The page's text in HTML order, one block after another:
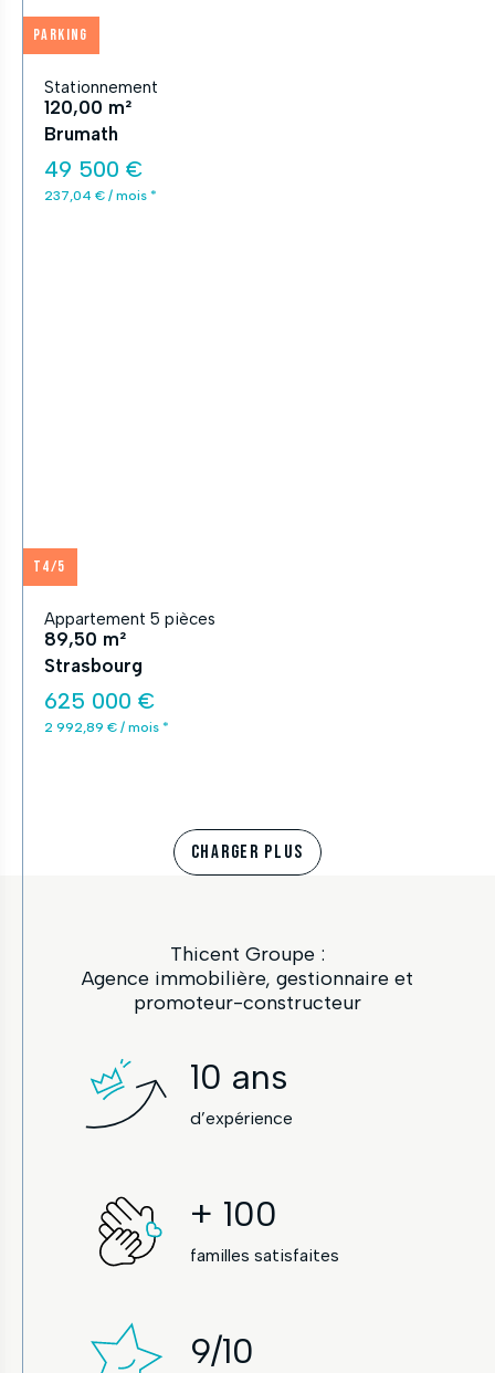
Parking
Stationnement
120,00 m²
Brumath
49 500 €
237,04 € / mois *
T4/5
Appartement 5 pièces
89,50 m²
Strasbourg
625 000 €
2 992,89 € / mois *
CHARGER PLUS
Thicent Groupe :
Agence immobilière, gestionnaire et
promoteur-constructeur
10 ans
d’expérience
+ 100
familles satisfaites
9/10